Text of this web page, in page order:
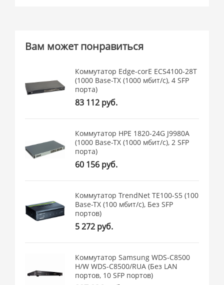
Вам может понравиться
Коммутатор Edge-corE ECS4100-28T
(1000 Base-TX (1000 мбит/с), 4 SFP
порта)
83 112 руб.
Коммутатор HPE 1820-24G J9980A
(1000 Base-TX (1000 мбит/с), 2 SFP
порта)
60 156 руб.
Коммутатор TrendNet TE100-S5 (100
Base-TX (100 мбит/с), Без SFP
портов)
5 272 руб.
Коммутатор Samsung WDS-C8500
H/W WDS-C8500/RUA (Без LAN
портов, 10 SFP портов)